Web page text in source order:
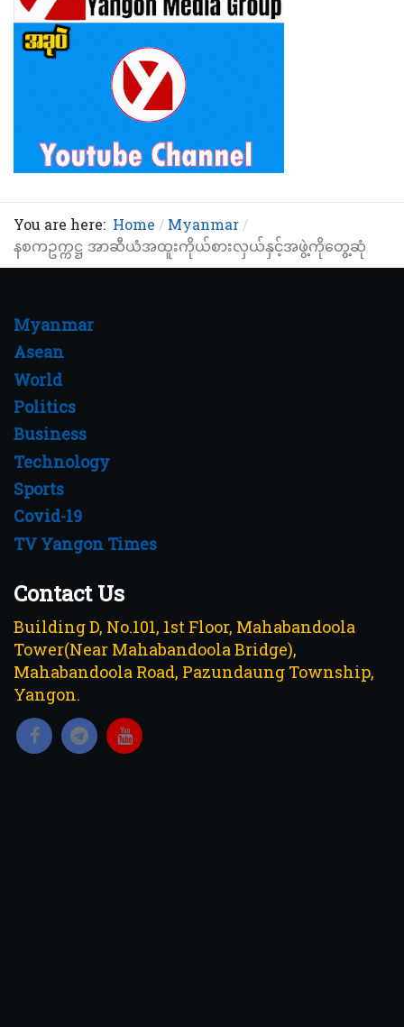
You are here: Home
Myanmar
နစကဥက္ကဋ္ဌ အာဆီယံအထူးကိုယ်စားလှယ်နှင့်အဖွဲ့ကိုတွေ့ဆုံ
Myanmar
Asean
World
Politics
Business
Technology
Sports
Covid-19
TV Yangon Times
Contact Us
Building D, No.101, 1st Floor, Mahabandoola
Tower(Near Mahabandoola Bridge),
Mahabandoola Road, Pazundaung Township,
Yangon.